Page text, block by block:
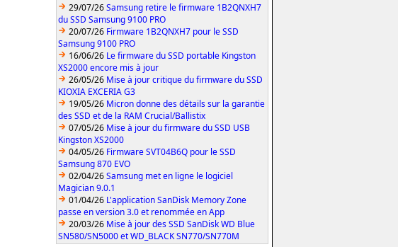
29/07/26Samsung retire le firmware 1B2QNXH7
du SSD Samsung 9100 PRO
20/07/26 Firmware 1B2QNXH7 pour le SSD
Samsung 9100 PRO
16/06/26 Le firmware du SSD portable Kingston
XS2000 encore mis à jour
26/05/26 Mise à jour critique du firmware du SSD
KIOXIA EXCERIA G3
19/05/26 Micron donne des détails sur la garantie
des SSD et de la RAM Crucial/Ballistix
07/05/26 Mise à jour du firmware du SSD USB
Kingston XS2000
04/05/26 Firmware SVT04B6Q pour le SSD
Samsung 870 EVO
02/04/26Samsung met en ligne le logiciel
Magician 9.0.1
01/04/26 L'application SanDisk Memory Zone
passe en version 3.0 et renommée en App
20/03/26 Mise à jour des SSD SanDisk WD Blue
SN580/SN5000 et WD_BLACK SN770/SN770M